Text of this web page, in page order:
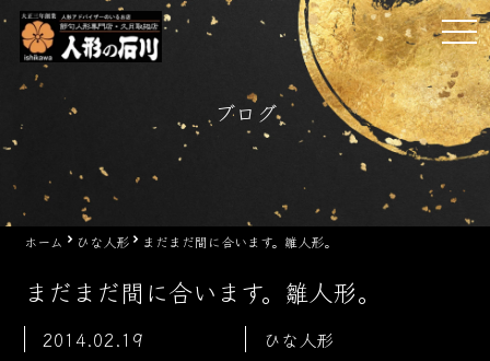
Skip
content
ブログ
ホーム ひな人形 まだまだ間に合います。雛人形。
まだまだ間に合います。雛人形。
2014.02.19 ひな人形